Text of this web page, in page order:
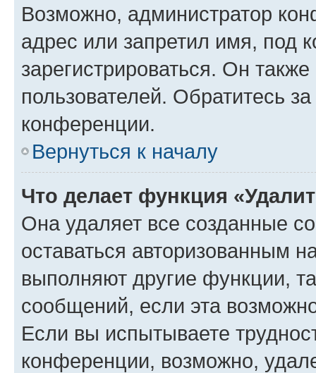
Возможно, администратор
адрес или запретил имя, под
зарегистрироваться. Он
пользователей. Обратитесь
конференции.
Вернуться к началу
Что делает функция
Она удаляет все созданные
оставаться авторизованным
выполняют другие функции,
сообщений, если эта
Если вы испытываете
конференции, возможно,